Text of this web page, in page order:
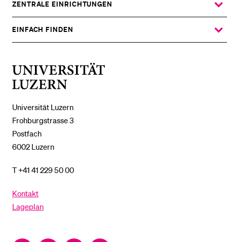
Universität Luzern
Frohburgstrasse 3
Postfach
6002 Luzern
T +41 41 229 50 00
Kontakt
Lageplan
UNTERMENÜ
ZENTRALE EINRICHTUNGEN
ZEIGE
DAS
UNTERMENÜ
EINFACH FINDEN
ZEIGE
DAS